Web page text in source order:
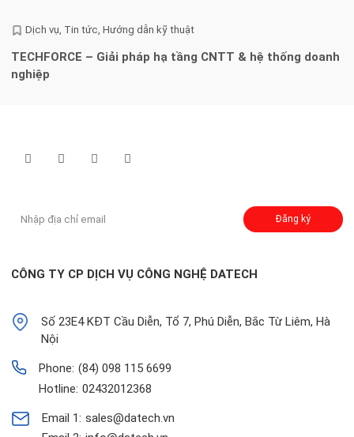
Dịch vụ Tin tức Hướng dẫn kỹ thuật
TECHFORCE – Giải pháp hạ tầng CNTT & hệ thống doanh
nghiệp
Đăng ký
CÔNG TY CP DỊCH VỤ CÔNG NGHỆ DATECH
Số 23E4 KĐT Cầu Diễn, Tổ 7, Phú Diễn, Bắc Từ Liêm, Hà
Nội
Phone: (84) 098 115 6699
Hotline: 02432012368
Email 1: sales@datech.vn